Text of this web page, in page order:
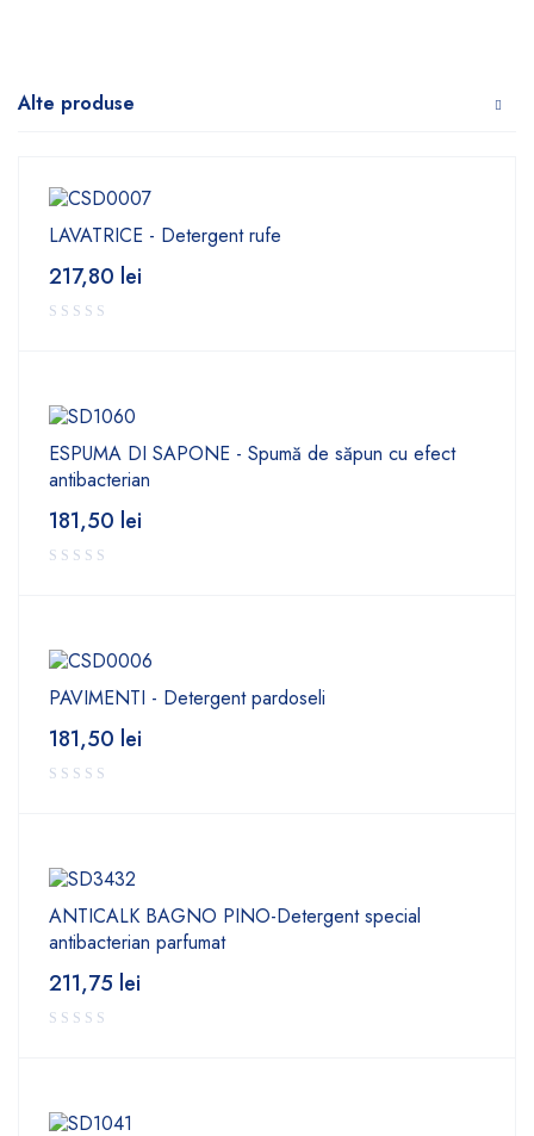
Alte produse
LAVATRICE - Detergent rufe
217,80 lei
ESPUMA DI SAPONE - Spumă de săpun cu efect
antibacterian
181,50 lei
PAVIMENTI - Detergent pardoseli
181,50 lei
ANTICALK BAGNO PINO-Detergent special
antibacterian parfumat
211,75 lei